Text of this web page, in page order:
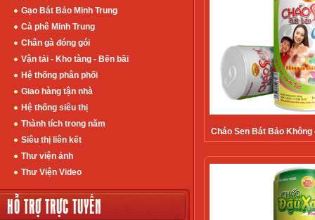
Gạo Bát Bảo Minh Trung
Cà phê Minh Trung
Chân gà đóng gói
Vận tải - Kho tàng - Bến bãi
Hệ thống phân phối
Giao hàng tận nhà
Hệ thống siêu thị
Thành tích trong năm
Siêu thị liên kết
Thư viện ảnh
Thư Viện Video
HỖ TRỢ TRỰC TUYẾN
Cháo Sen Bát Bảo